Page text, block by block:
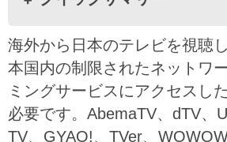
海外から日本のテレビを視聴
本国内の制限されたネットワ
ミングサービスにアクセスし
必要です。AbemaTV、dTV、
TV、GYAO!、TVer、